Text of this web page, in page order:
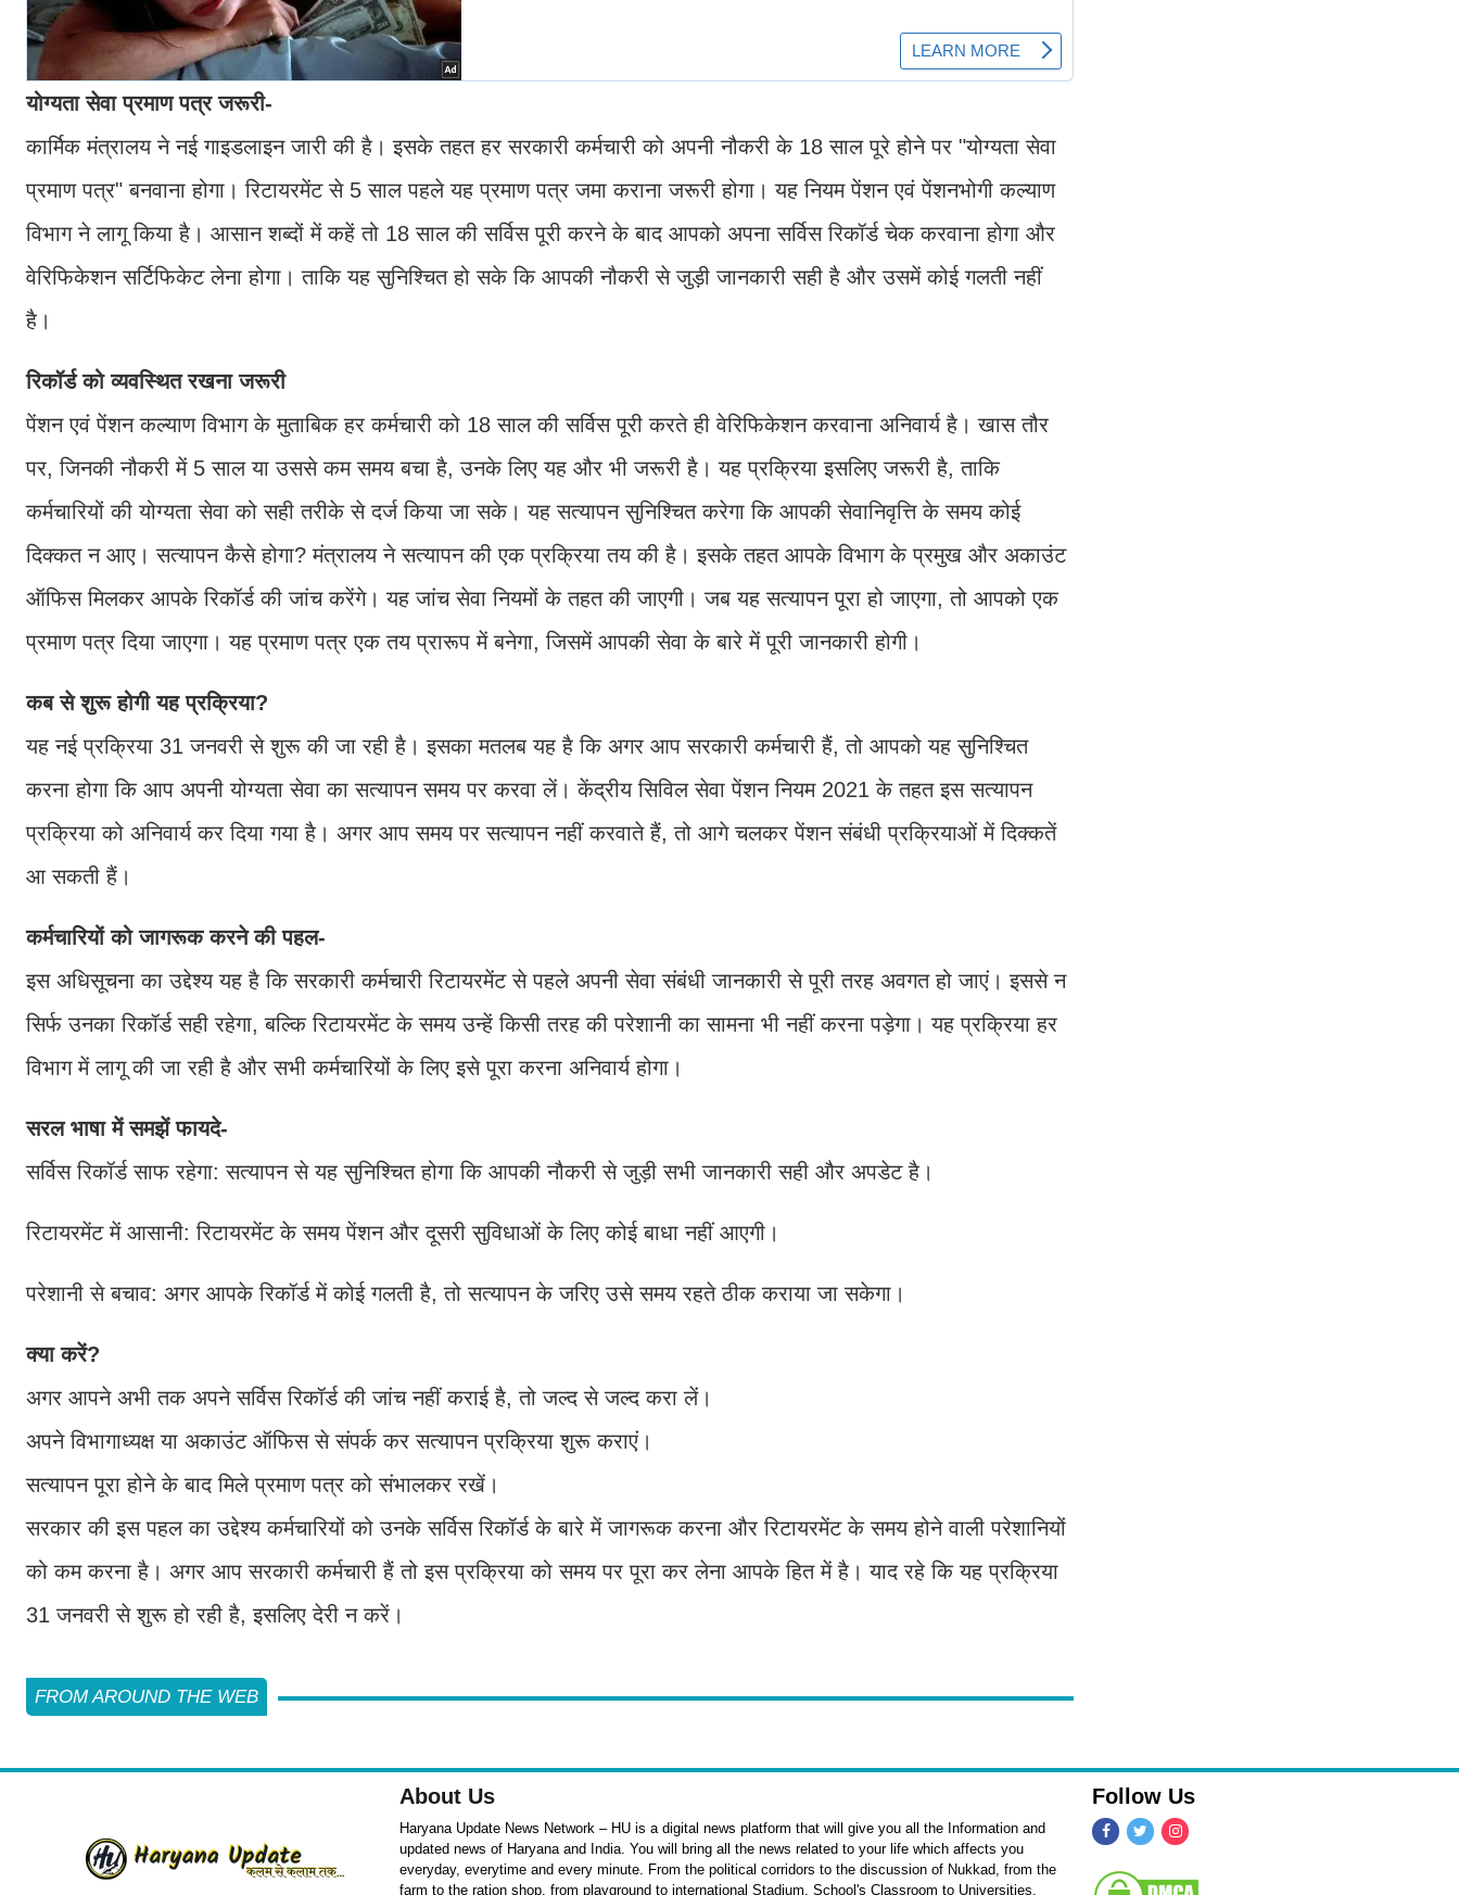
योग्यता सेवा प्रमाण पत्र जरूरी-
कार्मिक मंत्रालय ने नई गाइडलाइन जारी की है। इसके तहत हर सरकारी कर्मचारी को अपनी नौकरी के 18 साल पूरे होने पर "योग्यता सेवा
प्रमाण पत्र" बनवाना होगा। रिटायरमेंट से 5 साल पहले यह प्रमाण पत्र जमा कराना जरूरी होगा। यह नियम पेंशन एवं पेंशनभोगी कल्याण
विभाग ने लागू किया है। आसान शब्दों में कहें तो 18 साल की सर्विस पूरी करने के बाद आपको अपना सर्विस रिकॉर्ड चेक करवाना होगा और
वेरिफिकेशन सर्टिफिकेट लेना होगा। ताकि यह सुनिश्चित हो सके कि आपकी नौकरी से जुड़ी जानकारी सही है और उसमें कोई गलती नहीं
है।
रिकॉर्ड को व्यवस्थित रखना जरूरी
पेंशन एवं पेंशन कल्याण विभाग के मुताबिक हर कर्मचारी को 18 साल की सर्विस पूरी करते ही वेरिफिकेशन करवाना अनिवार्य है। खास तौर
पर, जिनकी नौकरी में 5 साल या उससे कम समय बचा है, उनके लिए यह और भी जरूरी है। यह प्रक्रिया इसलिए जरूरी है, ताकि
कर्मचारियों की योग्यता सेवा को सही तरीके से दर्ज किया जा सके। यह सत्यापन सुनिश्चित करेगा कि आपकी सेवानिवृत्ति के समय कोई
दिक्कत न आए। सत्यापन कैसे होगा? मंत्रालय ने सत्यापन की एक प्रक्रिया तय की है। इसके तहत आपके विभाग के प्रमुख और अकाउंट
ऑफिस मिलकर आपके रिकॉर्ड की जांच करेंगे। यह जांच सेवा नियमों के तहत की जाएगी। जब यह सत्यापन पूरा हो जाएगा, तो आपको एक
प्रमाण पत्र दिया जाएगा। यह प्रमाण पत्र एक तय प्रारूप में बनेगा, जिसमें आपकी सेवा के बारे में पूरी जानकारी होगी।
कब से शुरू होगी यह प्रक्रिया?
यह नई प्रक्रिया 31 जनवरी से शुरू की जा रही है। इसका मतलब यह है कि अगर आप सरकारी कर्मचारी हैं, तो आपको यह सुनिश्चित
करना होगा कि आप अपनी योग्यता सेवा का सत्यापन समय पर करवा लें। केंद्रीय सिविल सेवा पेंशन नियम 2021 के तहत इस सत्यापन
प्रक्रिया को अनिवार्य कर दिया गया है। अगर आप समय पर सत्यापन नहीं करवाते हैं, तो आगे चलकर पेंशन संबंधी प्रक्रियाओं में दिक्कतें
आ सकती हैं।
कर्मचारियों को जागरूक करने की पहल-
इस अधिसूचना का उद्देश्य यह है कि सरकारी कर्मचारी रिटायरमेंट से पहले अपनी सेवा संबंधी जानकारी से पूरी तरह अवगत हो जाएं। इससे न
सिर्फ उनका रिकॉर्ड सही रहेगा, बल्कि रिटायरमेंट के समय उन्हें किसी तरह की परेशानी का सामना भी नहीं करना पड़ेगा। यह प्रक्रिया हर
विभाग में लागू की जा रही है और सभी कर्मचारियों के लिए इसे पूरा करना अनिवार्य होगा।
सरल भाषा में समझें फायदे-
सर्विस रिकॉर्ड साफ रहेगा: सत्यापन से यह सुनिश्चित होगा कि आपकी नौकरी से जुड़ी सभी जानकारी सही और अपडेट है।
रिटायरमेंट में आसानी: रिटायरमेंट के समय पेंशन और दूसरी सुविधाओं के लिए कोई बाधा नहीं आएगी।
परेशानी से बचाव: अगर आपके रिकॉर्ड में कोई गलती है, तो सत्यापन के जरिए उसे समय रहते ठीक कराया जा सकेगा।
क्या करें?
अगर आपने अभी तक अपने सर्विस रिकॉर्ड की जांच नहीं कराई है, तो जल्द से जल्द करा लें।
अपने विभागाध्यक्ष या अकाउंट ऑफिस से संपर्क कर सत्यापन प्रक्रिया शुरू कराएं।
सत्यापन पूरा होने के बाद मिले प्रमाण पत्र को संभालकर रखें।
सरकार की इस पहल का उद्देश्य कर्मचारियों को उनके सर्विस रिकॉर्ड के बारे में जागरूक करना और रिटायरमेंट के समय होने वाली परेशानियों
को कम करना है। अगर आप सरकारी कर्मचारी हैं तो इस प्रक्रिया को समय पर पूरा कर लेना आपके हित में है। याद रहे कि यह प्रक्रिया
31 जनवरी से शुरू हो रही है, इसलिए देरी न करें।
FROM AROUND THE WEB
About Us
Haryana Update News Network – HU is a digital news platform that will give you all the Information and
updated news of Haryana and India. You will bring all the news related to your life which affects you
everyday, everytime and every minute. From the political corridors to the discussion of Nukkad, from the
farm to the ration shop, from playground to international Stadium, School's Classroom to Universities,
Follow Us